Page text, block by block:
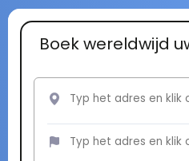
Boek wereldwijd